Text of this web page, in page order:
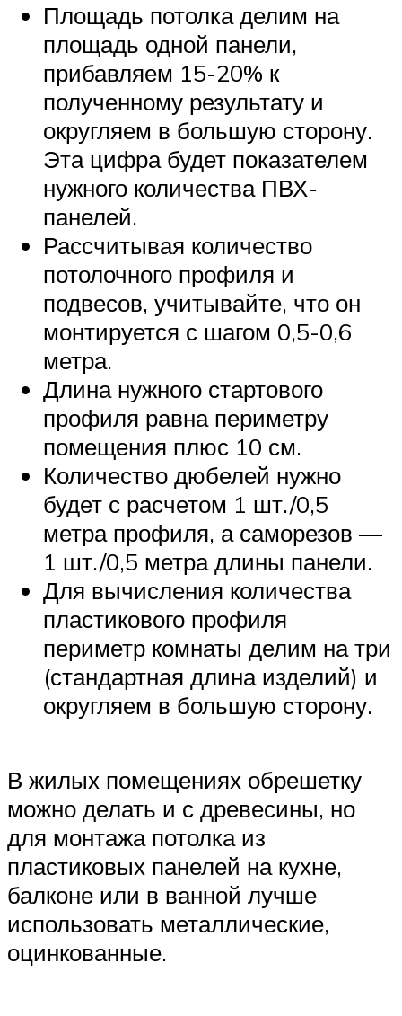
Площадь потолка делим на
площадь одной панели,
прибавляем 15-20% к
полученному результату и
округляем в большую сторону.
Эта цифра будет показателем
нужного количества ПВХ-
панелей.
Рассчитывая количество
потолочного профиля и
подвесов, учитывайте, что он
монтируется с шагом 0,5-0,6
метра.
Длина нужного стартового
профиля равна периметру
помещения плюс 10 см.
Количество дюбелей нужно
будет с расчетом 1 шт./0,5
метра профиля, а саморезов —
1 шт./0,5 метра длины панели.
Для вычисления количества
пластикового профиля
периметр комнаты делим на три
(стандартная длина изделий) и
округляем в большую сторону.
В жилых помещениях обрешетку
можно делать и с древесины, но
для монтажа потолка из
пластиковых панелей на кухне,
балконе или в ванной лучше
использовать металлические,
оцинкованные.